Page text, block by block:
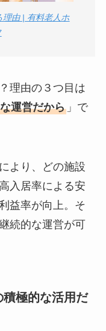
由 | 有料老人ホ
理由の３つ目は
運営だから」で
より、どの施設
入居率による安
益率が向上。そ
続的な運営が可
極的な活用だ